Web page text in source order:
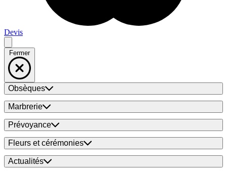
Devis
Fermer
Obsèques
Marbrerie
Prévoyance
Fleurs et cérémonies
Actualités